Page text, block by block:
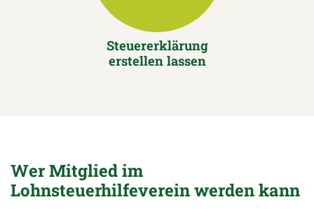
Steuererklärung
erstellen lassen
Wer Mitglied im
Lohnsteuerhilfeverein werden kann